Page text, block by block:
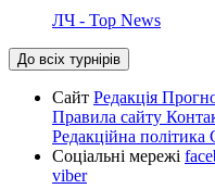
ЛЧ - Top News
До всіх турнірів
Сайт Редакція
Правила сайту
Редакційна політика
Соціальні мережі
viber